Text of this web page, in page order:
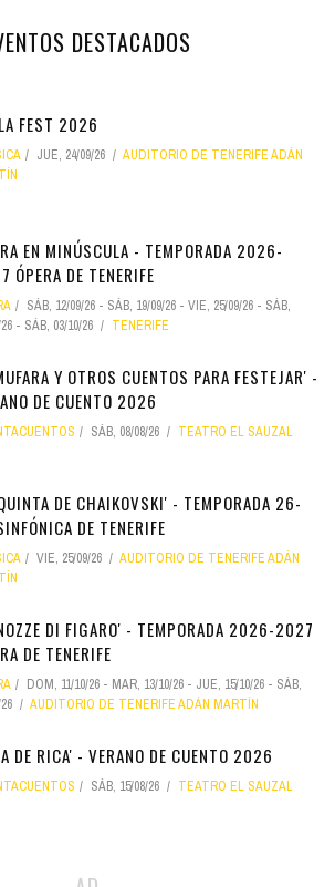
DESTACADOS
FEST 2026
JUE, 24/09/26
AUDITORIO DE TENERIFE ADÁN
EN MINÚSCULA - TEMPORADA 2026-
ÓPERA DE TENERIFE
SÁB, 12/09/26 - SÁB, 19/09/26 - VIE, 25/09/26 - SÁB,
- SÁB, 03/10/26 TENERIFE
Y OTROS CUENTOS PARA FESTEJAR' -
DE CUENTO 2026
SÁB, 08/08/26 TEATRO EL SAUZAL
DE CHAIKOVSKI' - TEMPORADA 26-
DE TENERIFE
VIE, 25/09/26
AUDITORIO DE TENERIFE ADÁN
DI FIGARO' - TEMPORADA 2026-2027
DE TENERIFE
DOM, 11/10/26 - MAR, 13/10/26 - JUE, 15/10/26 - SÁB,
AUDITORIO DE TENERIFE ADÁN MARTÍN
DE RICA' - VERANO DE CUENTO 2026
SÁB, 15/08/26 TEATRO EL SAUZAL